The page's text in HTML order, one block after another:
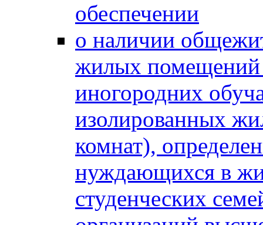
обеспечении
о наличии
жилых помещений
иногородних
изолированных
комнат),
нуждающихся в
студенческих